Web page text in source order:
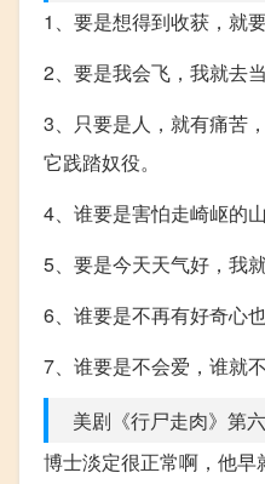
1、要是想得到收获，就要
2、要是我会飞，我就去当
3、只要是人，就有痛苦
它践踏奴役。
4、谁要是害怕走崎岖的
5、要是今天天气好，我就
6、谁要是不再有好奇心
7、谁要是不会爱，谁就
美剧《行尸走肉》第
博士淡定很正常啊，他